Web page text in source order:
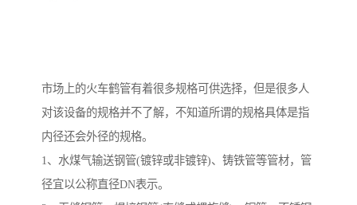
市场上的火车鹤管有着很多规格可供选择，但是很多人
对该设备的规格并不了解，不知道所谓的规格具体是指
内径还会外径的规格。
1、水煤气输送钢管(镀锌或非镀锌)、铸铁管等管材，管
径宜以公称直径DN表示。